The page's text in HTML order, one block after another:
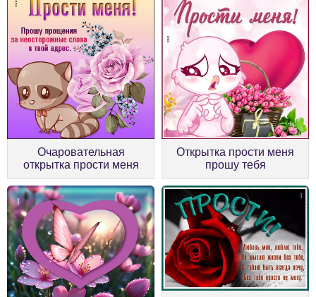
Очаровательная
открытка прости меня
Открытка прости меня
прошу тебя